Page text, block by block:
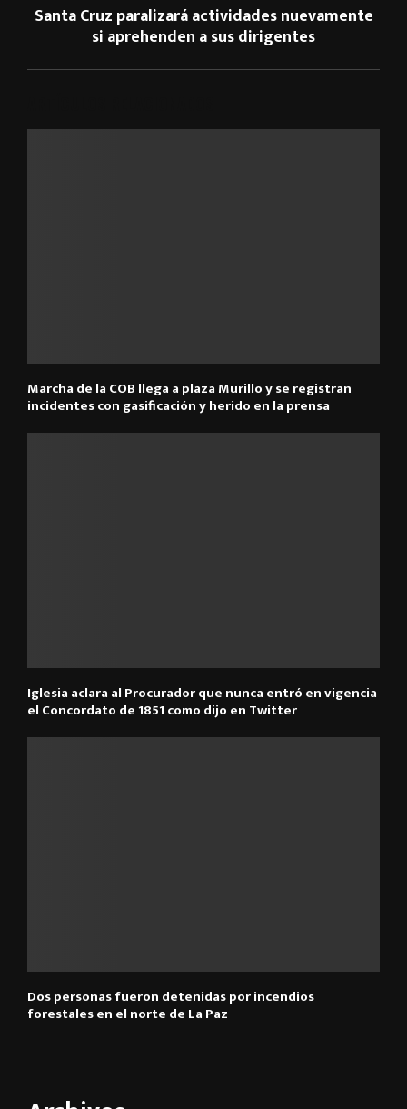
Santa Cruz paralizará actividades nuevamente
si aprehenden a sus dirigentes
Marcha de la COB llega a plaza Murillo y se registran
incidentes con gasificación y herido en la prensa
Iglesia aclara al Procurador que nunca entró en vigencia
el Concordato de 1851 como dijo en Twitter
Dos personas fueron detenidas por incendios
forestales en el norte de La Paz